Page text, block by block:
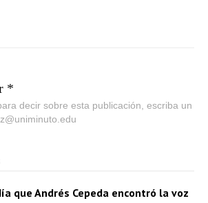
*
decir sobre esta publicación, escriba un
que Andrés Cepeda encontró la voz